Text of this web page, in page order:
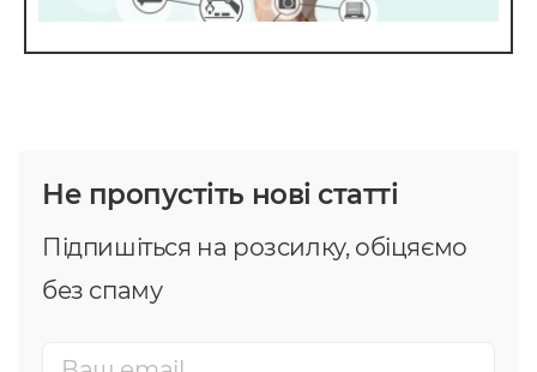
Не пропустіть нові статті
Підпишіться на розсилку, обіцяємо
без спаму